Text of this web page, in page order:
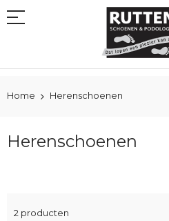
naar
Home Herenschoenen
Herenschoenen
2 producten